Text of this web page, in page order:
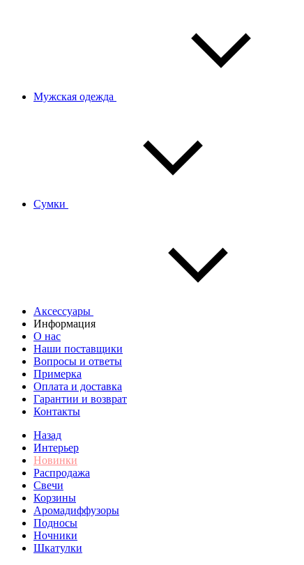
Мужская одежда
Сумки
Аксессуары
Информация
О нас
Наши поставщики
Вопросы и ответы
Примерка
Оплата и доставка
Гарантии и возврат
Контакты
Назад
Интерьер
Новинки
Распродажа
Свечи
Корзины
Аромадиффузоры
Подносы
Ночники
Шкатулки